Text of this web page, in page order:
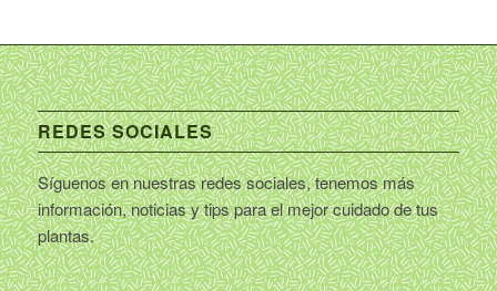
REDES SOCIALES
Síguenos en nuestras redes sociales, tenemos más
información, noticias y tips para el mejor cuidado de tus
plantas.